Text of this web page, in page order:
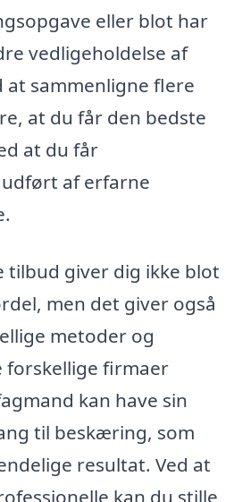
eller blot har
vedligeholdelse af
at sammenligne flere
at du får den bedste
at du får
af erfarne
tilbud giver dig ikke blot
men det giver også
metoder og
forskellige firmaer
kan have sin
til beskæring, som
resultat. Ved at
kan du stille